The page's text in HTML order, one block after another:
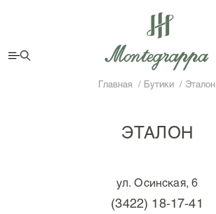
Главная Бутики Эталон
ЭТАЛОН
ул. Осинская, 6
(3422) 18-17-41